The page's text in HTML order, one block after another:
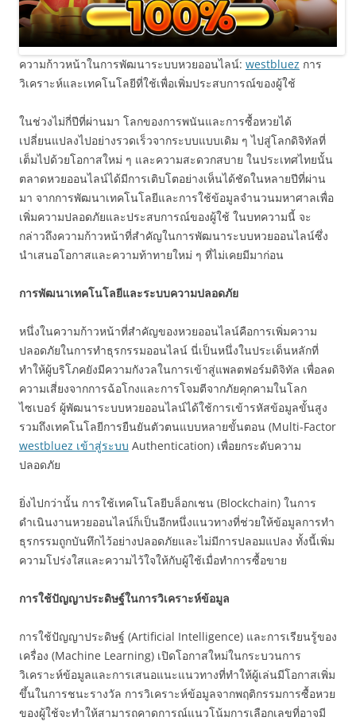
ความก้าวหน้าในการพัฒนาระบบหวยออนไลน์: westbluez การ
วิเคราะห์และเทคโนโลยีที่ใช้เพื่อเพิ่มประสบการณ์ของผู้ใช้
ในช่วงไม่กี่ปีที่ผ่านมา โลกของการพนันและการซื้อหวยได้
เปลี่ยนแปลงไปอย่างรวดเร็วจากระบบแบบเดิม ๆ ไปสู่โลกดิจิทัลที่
เต็มไปด้วยโอกาสใหม่ ๆ และความสะดวกสบาย ในประเทศไทยนั้น
ตลาดหวยออนไลน์ได้มีการเติบโตอย่างเห็นได้ชัดในหลายปีที่ผ่าน
มา จากการพัฒนาเทคโนโลยีและการใช้ข้อมูลจำนวนมหาศาลเพื่อ
เพิ่มความปลอดภัยและประสบการณ์ของผู้ใช้ ในบทความนี้ จะ
กล่าวถึงความก้าวหน้าที่สำคัญในการพัฒนาระบบหวยออนไลน์ซึ่ง
นำเสนอโอกาสและความท้าทายใหม่ ๆ ที่ไม่เคยมีมาก่อน
การพัฒนาเทคโนโลยีและระบบความปลอดภัย
หนึ่งในความก้าวหน้าที่สำคัญของหวยออนไลน์คือการเพิ่มความ
ปลอดภัยในการทำธุรกรรมออนไลน์ นี่เป็นหนึ่งในประเด็นหลักที่
ทำให้ผู้บริโภคยังมีความกังวลในการเข้าสู่แพลตฟอร์มดิจิทัล เพื่อลด
ความเสี่ยงจากการฉ้อโกงและการโจมตีจากภัยคุกคามในโลก
ไซเบอร์ ผู้พัฒนาระบบหวยออนไลน์ได้ใช้การเข้ารหัสข้อมูลขั้นสูง
รวมถึงเทคโนโลยีการยืนยันตัวตนแบบหลายขั้นตอน (Multi-Factor
westbluez เข้าสู่ระบบ Authentication) เพื่อยกระดับความ
ปลอดภัย
ยิ่งไปกว่านั้น การใช้เทคโนโลยีบล็อกเชน (Blockchain) ในการ
ดำเนินงานหวยออนไลน์ก็เป็นอีกหนึ่งแนวทางที่ช่วยให้ข้อมูลการทำ
ธุรกรรมถูกบันทึกไว้อย่างปลอดภัยและไม่มีการปลอมแปลง ทั้งนี้เพิ่ม
ความโปร่งใสและความไว้ใจให้กับผู้ใช้เมื่อทำการซื้อขาย
การใช้ปัญญาประดิษฐ์ในการวิเคราะห์ข้อมูล
การใช้ปัญญาประดิษฐ์ (Artificial Intelligence) และการเรียนรู้ของ
เครื่อง (Machine Learning) เปิดโอกาสใหม่ในกระบวนการ
วิเคราะห์ข้อมูลและการเสนอแนะแนวทางที่ทำให้ผู้เล่นมีโอกาสเพิ่ม
ขึ้นในการชนะรางวัล การวิเคราะห์ข้อมูลจากพฤติกรรมการซื้อหวย
ของผู้ใช้จะทำให้สามารถคาดการณ์แนวโน้มการเลือกเลขที่อาจมี